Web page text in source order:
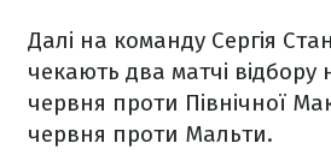
Далі на команду Сергія
чекають два матчі відбору
червня проти Північної
червня проти Мальти.